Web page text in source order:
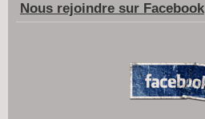
Nous rejoindre sur Facebook